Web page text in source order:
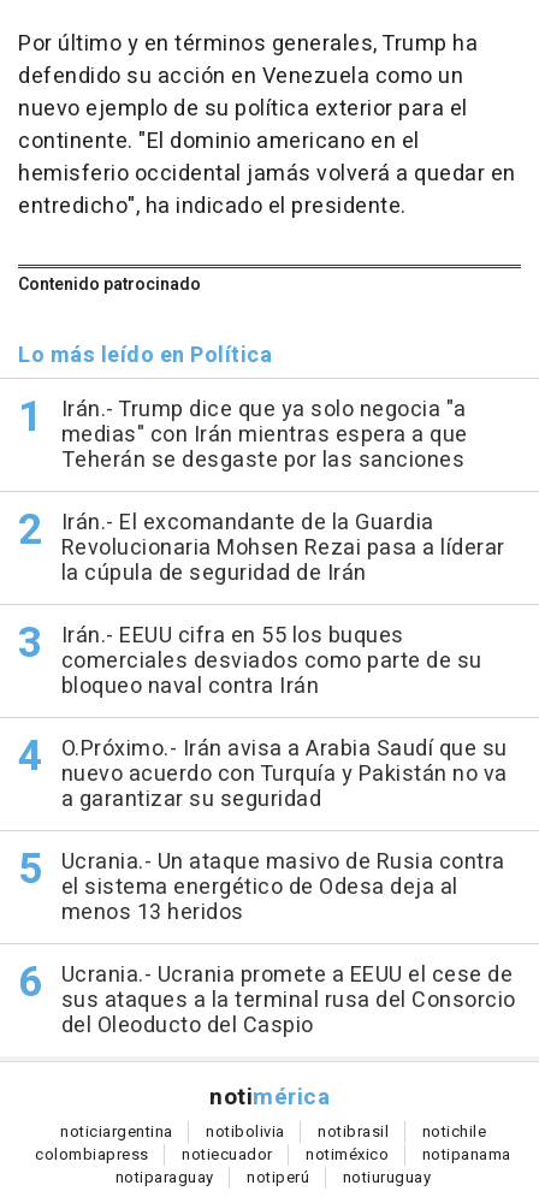
Por último y en términos generales, Trump ha
defendido su acción en Venezuela como un
nuevo ejemplo de su política exterior para el
continente. "El dominio americano en el
hemisferio occidental jamás volverá a quedar en
entredicho", ha indicado el presidente.
Contenido patrocinado
Lo más leído en Política
Irán.- Trump dice que ya solo negocia "a
medias" con Irán mientras espera a que
Teherán se desgaste por las sanciones
Irán.- El excomandante de la Guardia
Revolucionaria Mohsen Rezai pasa a líderar
la cúpula de seguridad de Irán
Irán.- EEUU cifra en 55 los buques
comerciales desviados como parte de su
bloqueo naval contra Irán
O.Próximo.- Irán avisa a Arabia Saudí que su
nuevo acuerdo con Turquía y Pakistán no va
a garantizar su seguridad
Ucrania.- Un ataque masivo de Rusia contra
el sistema energético de Odesa deja al
menos 13 heridos
Ucrania.- Ucrania promete a EEUU el cese de
sus ataques a la terminal rusa del Consorcio
del Oleoducto del Caspio
notimérica
noticiargentina notibolivia notibrasil notichile
colombiapress notiecuador notiméxico notipanama
notiparaguay notiperú notiuruguay